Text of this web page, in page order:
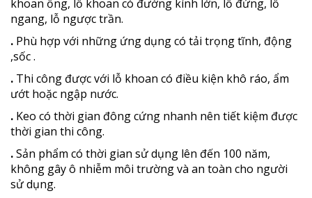
khoan ống, lỗ khoan có đường kính lớn, lỗ đứng, lỗ
ngang, lỗ ngược trần.
. Phù hợp với những ứng dụng có tải trọng tĩnh, động
,sốc .
. Thi công được với lỗ khoan có điều kiện khô ráo, ẩm
ướt hoặc ngập nước.
. Keo có thời gian đông cứng nhanh nên tiết kiệm được
thời gian thi công.
.Sản phẩm có thời gian sử dụng lên đến 100 năm,
không gây ô nhiễm môi trường và an toàn cho người
sử dụng.